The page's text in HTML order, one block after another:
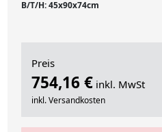
B/T/H: 45x90x74cm
Preis
754,16 € inkl. MwSt
inkl. Versandkosten